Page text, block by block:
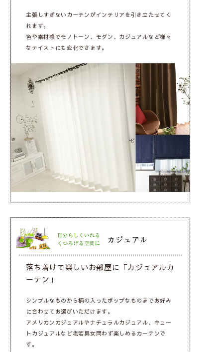
主張しすぎないカーテンがインテリアを引き立たせてく
れます。
色や素材感でモノトーン、モダン、カジュアルなど様々
なテイストにも変化できます。
落ち着けて楽しいお部屋に「カジュアルカ
ーテン」
シンプルなものから柄の入ったポップなものまでお好み
に合わせてお選びいただけます。
アメリカンカジュアルやナチュラルカジュアル、キュー
トカジュアルなど老若男女問わず楽しめるカーテンで
す。